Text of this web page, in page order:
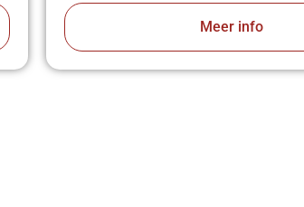
Meer info